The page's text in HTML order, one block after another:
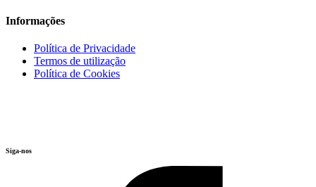
Informações
Política de Privacidade
Termos de utilização
Política de Cookies
Siga-nos